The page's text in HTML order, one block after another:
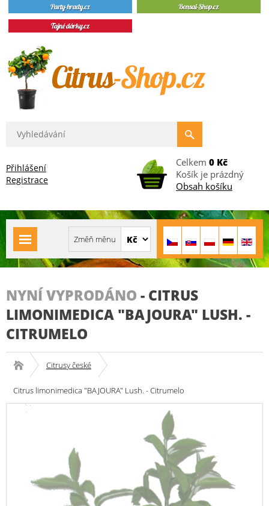
Přihlášení
Registrace
Celkem 0 Kč
Košík je prázdný
Obsah košíku
NYNÍ VYPRODÁNO - CITRUS
LIMONIMEDICA "BAJOURA" LUSH. -
CITRUMELO
Citrusy české
Citrus limonimedica "BAJOURA" Lush. - Citrumelo